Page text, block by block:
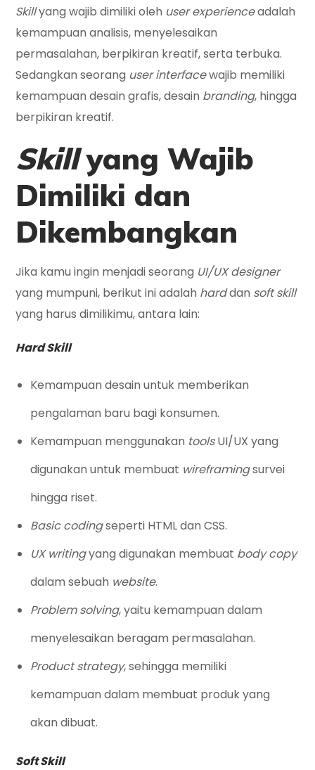
Skillyang wajib dimiliki oleh user experienceadalah
kemampuan analisis, menyelesaikan
permasalahan, berpikiran kreatif, serta terbuka.
Sedangkan seorang user interfacewajib memiliki
kemampuan desain grafis, desain branding, hingga
berpikiran kreatif.
Skillyang Wajib
Dimiliki dan
Dikembangkan
Jika kamu ingin menjadi seorang UI/UX designer
yang mumpuni, berikut ini adalah harddan softskill
yang harus dimilikimu, antara lain:
Hard Skill
Kemampuan desain untuk memberikan
pengalaman baru bagi konsumen.
Kemampuan menggunakan toolsUI/UX yang
digunakan untuk membuat wireframingsurvei
hingga riset.
Basic codingseperti HTML dan CSS.
UX writingyang digunakan membuat body copy
dalam sebuah website.
Problem solving, yaitu kemampuan dalam
menyelesaikan beragam permasalahan.
Product strategy, sehingga memiliki
kemampuan dalam membuat produk yang
akan dibuat.
Soft Skill